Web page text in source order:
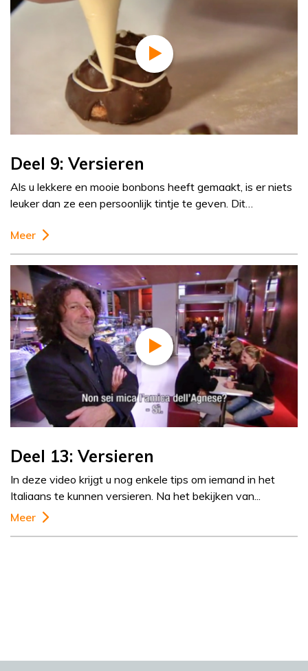
Deel 9: Versieren
Als u lekkere en mooie bonbons heeft gemaakt, is er niets
leuker dan ze een persoonlijk tintje te geven. Dit…
Meer
Deel 13: Versieren
In deze video krijgt u nog enkele tips om iemand in het
Italiaans te kunnen versieren. Na het bekijken van...
Meer